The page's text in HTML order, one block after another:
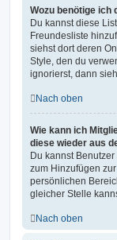
Wozu benötige ich
Du kannst diese
Freundesliste
siehst dort deren
Style, den du
ignorierst, dann
Nach oben
Wie kann ich
diese wieder aus
Du kannst
zum Hinzufügen
persönlichen
gleicher Stelle
Nach oben